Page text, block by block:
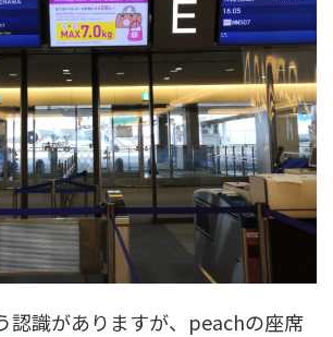
認識がありますが、peachの座席